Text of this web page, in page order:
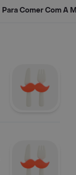
Para Comer Com A